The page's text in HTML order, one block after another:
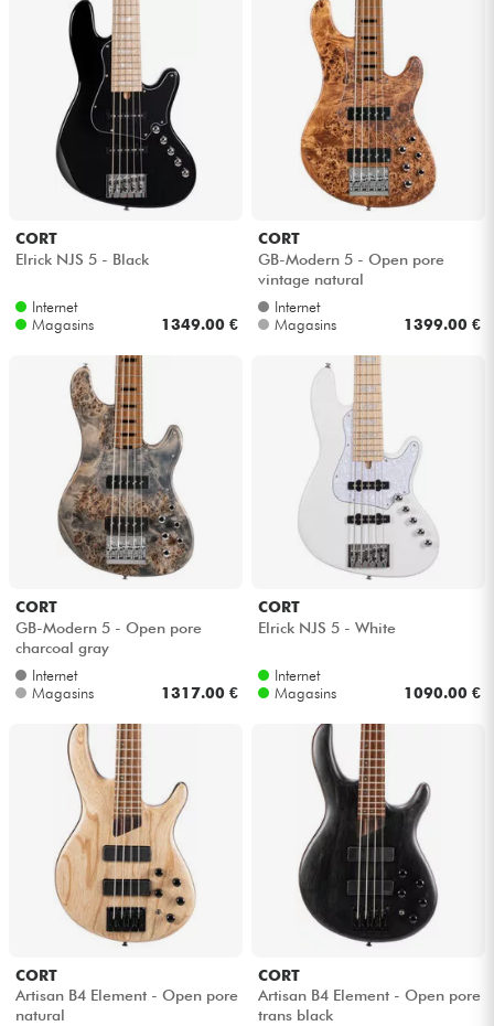
CORT
Elrick NJS 5 - Black
Internet
Magasins
1349.00 €
CORT
GB-Modern 5 - Open pore
vintage natural
Internet
Magasins
1399.00 €
CORT
GB-Modern 5 - Open pore
charcoal gray
Internet
Magasins
1317.00 €
CORT
Elrick NJS 5 - White
Internet
Magasins
1090.00 €
CORT
Artisan B4 Element - Open pore
natural
CORT
Artisan B4 Element - Open pore
trans black